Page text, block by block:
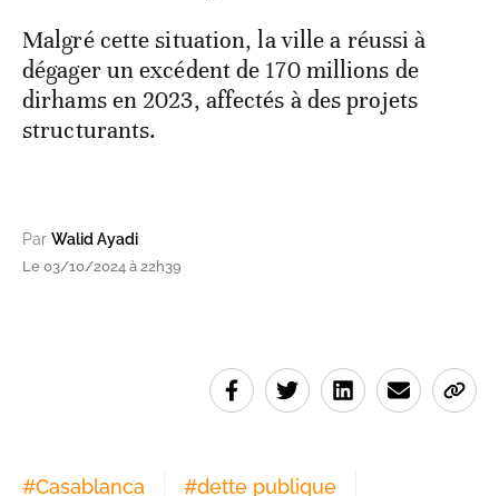
Malgré cette situation, la ville a réussi à
dégager un excédent de 170 millions de
dirhams en 2023, affectés à des projets
structurants.
Par Walid Ayadi
Le 03/10/2024 à 22h39
#Casablanca #dette publique